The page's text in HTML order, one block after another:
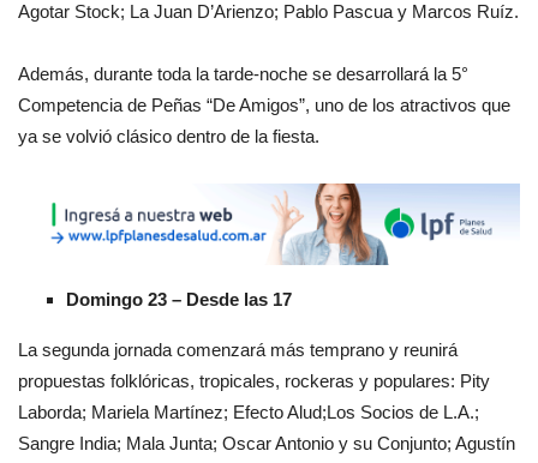
Agotar Stock; La Juan D’Arienzo; Pablo Pascua y Marcos Ruíz.
Además, durante toda la tarde-noche se desarrollará la 5°
Competencia de Peñas “De Amigos”, uno de los atractivos que
ya se volvió clásico dentro de la fiesta.
Domingo 23 – Desde las 17
La segunda jornada comenzará más temprano y reunirá
propuestas folklóricas, tropicales, rockeras y populares: Pity
Laborda; Mariela Martínez; Efecto Alud;Los Socios de L.A.;
Sangre India; Mala Junta; Oscar Antonio y su Conjunto; Agustín